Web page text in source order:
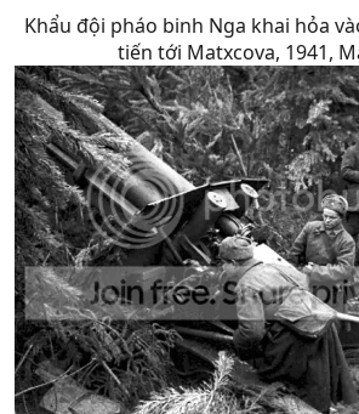
t
e
r
Khẩu đội pháo binh Nga khai hỏa
tiến tới Matxcova, 1941,